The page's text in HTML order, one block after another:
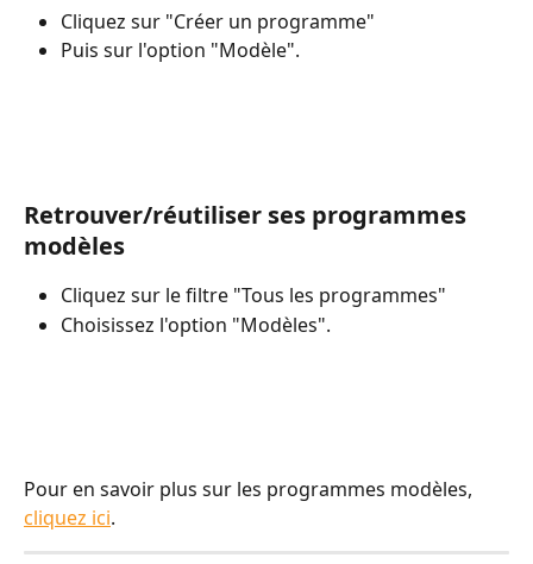
Cliquez sur "Créer un programme"
Puis sur l'option "Modèle".
Retrouver/réutiliser ses programmes
modèles
Cliquez sur le filtre "Tous les programmes"
Choisissez l'option "Modèles".
Pour en savoir plus sur les programmes modèles,
cliquez ici.